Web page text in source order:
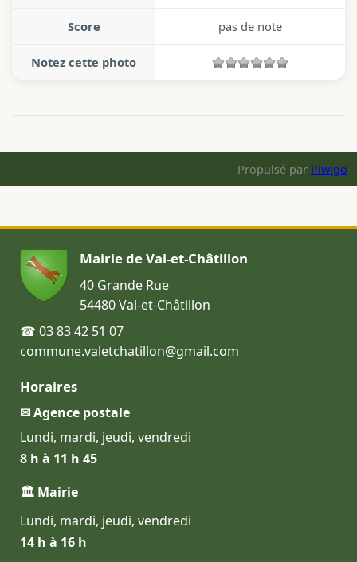
Score pas de note
Notez cette photo
Propulsé par Piwigo
Mairie de Val-et-Châtillon
40 Grande Rue
54480 Val-et-Châtillon
☎ 03 83 42 51 07
commune.valetchatillon@gmail.com
Horaires
✉ Agence postale
Lundi, mardi, jeudi, vendredi
8 h à 11 h 45
🏛 Mairie
Lundi, mardi, jeudi, vendredi
14 h à 16 h